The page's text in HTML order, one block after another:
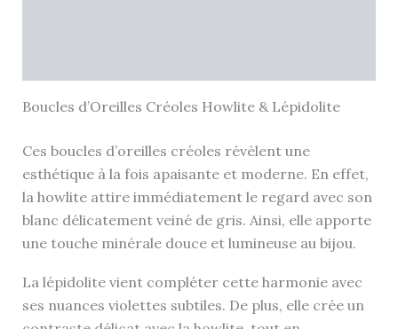
Boucles d’Oreilles Créoles Howlite & Lépidolite
Ces boucles d’oreilles créoles révèlent une
esthétique à la fois apaisante et moderne. En effet,
la howlite attire immédiatement le regard avec son
blanc délicatement veiné de gris. Ainsi, elle apporte
une touche minérale douce et lumineuse au bijou.
La lépidolite vient compléter cette harmonie avec
ses nuances violettes subtiles. De plus, elle crée un